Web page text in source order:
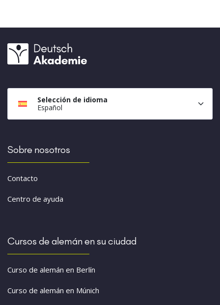
Selección de idioma
Español
Sobre nosotros
Contacto
Centro de ayuda
Cursos de alemán en su ciudad
Curso de alemán en Berlín
Curso de alemán en Múnich